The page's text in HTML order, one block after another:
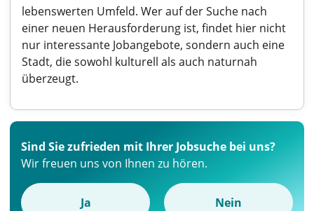
lebenswerten Umfeld. Wer auf der Suche nach
einer neuen Herausforderung ist, findet hier nicht
nur interessante Jobangebote, sondern auch eine
Stadt, die sowohl kulturell als auch naturnah
überzeugt.
Sind Sie zufrieden mit Ihrer Jobsuche bei uns?
Wir freuen uns von Ihnen zu hören.
Ja Nein